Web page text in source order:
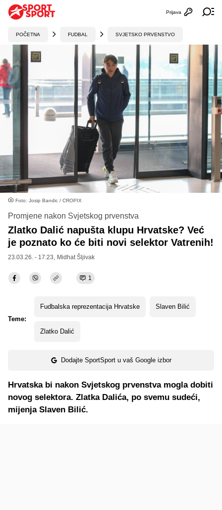
Otvori
Prijava
POČETNA FUDBAL SVJETSKO PRVENSTVO
Foto: Josip Bandic / CROPIX
Promjene nakon Svjetskog prvenstva
Zlatko Dalić napušta klupu Hrvatske? Već
je poznato ko će biti novi selektor Vatrenih!
23.03.26. - 17:23, Midhat Šljivak
1
Teme:
Fudbalska reprezentacija Hrvatske Slaven Bilić
Zlatko Dalić
Dodajte SportSport u vaš Google izbor
Hrvatska bi nakon Svjetskog prvenstva mogla dobiti
novog selektora. Zlatka Dalića, po svemu sudeći,
mijenja Slaven Bilić.